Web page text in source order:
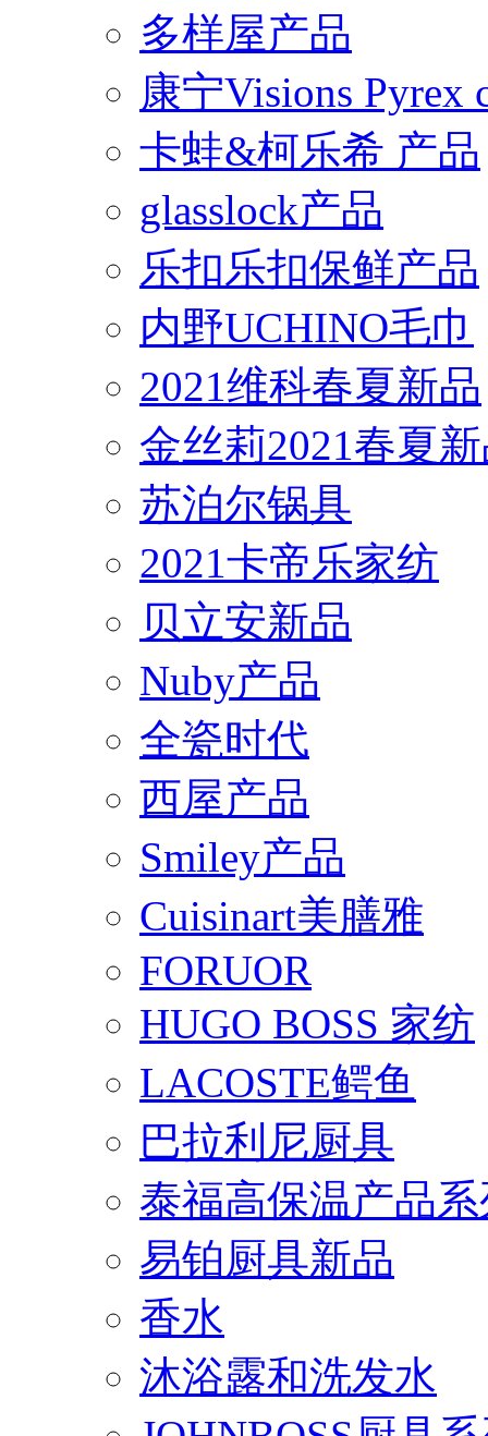
多样屋产品
康宁Visions Pyrex
卡蛙&柯乐希 产品
glasslock产品
乐扣乐扣保鲜产品
内野UCHINO毛巾
2021维科春夏新品
金丝莉2021春夏
苏泊尔锅具
2021卡帝乐家纺
贝立安新品
Nuby产品
全瓷时代
西屋产品
Smiley产品
Cuisinart美膳雅
FORUOR
HUGO BOSS 家纺
LACOSTE鳄鱼
巴拉利尼厨具
泰福高保温产品
易铂厨具新品
香水
沐浴露和洗发水